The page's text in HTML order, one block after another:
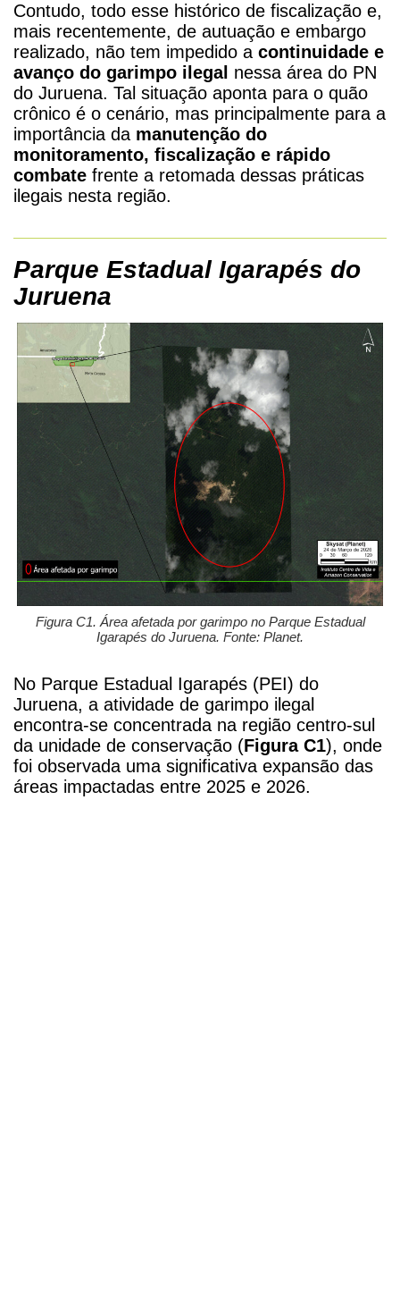
Contudo, todo esse histórico de fiscalização e,
mais recentemente, de autuação e embargo
realizado, não tem impedido a continuidade e
avanço do garimpo ilegal nessa área do PN
do Juruena. Tal situação aponta para o quão
crônico é o cenário, mas principalmente para a
importância da manutenção do
monitoramento, fiscalização e rápido
combate frente a retomada dessas práticas
ilegais nesta região.
Parque Estadual Igarapés do
Juruena
Figura C1. Área afetada por garimpo no Parque Estadual
Igarapés do Juruena. Fonte: Planet.
No Parque Estadual Igarapés (PEI) do
Juruena, a atividade de garimpo ilegal
encontra-se concentrada na região centro-sul
da unidade de conservação (Figura C1), onde
foi observada uma significativa expansão das
áreas impactadas entre 2025 e 2026.